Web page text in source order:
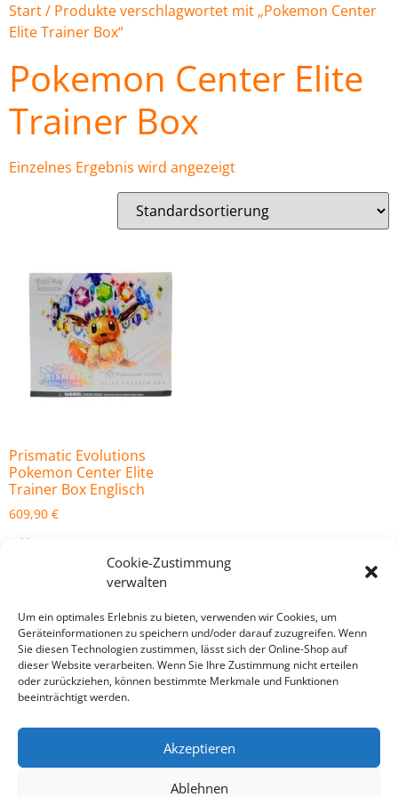
Cookie-Zustimmung
verwalten
Um ein optimales Erlebnis zu bieten, verwenden wir Cookies, um
Geräteinformationen zu speichern und/oder darauf zuzugreifen. Wenn
Sie diesen Technologien zustimmen, lässt sich der Online-Shop auf
dieser Website verarbeiten. Wenn Sie Ihre Zustimmung nicht erteilen
oder zurückziehen, können bestimmte Merkmale und Funktionen
beeinträchtigt werden.
Akzeptieren
Ablehnen
Start/ Produkte verschlagwortet mit „Pokemon Center
Elite Trainer Box“
Pokemon Center Elite
Trainer Box
Einzelnes Ergebnis wird angezeigt
Prismatic Evolutions
Pokemon Center Elite
Trainer Box Englisch
609,90 €
inkl. MwSt.
Versandkosten
In den Warenkorb